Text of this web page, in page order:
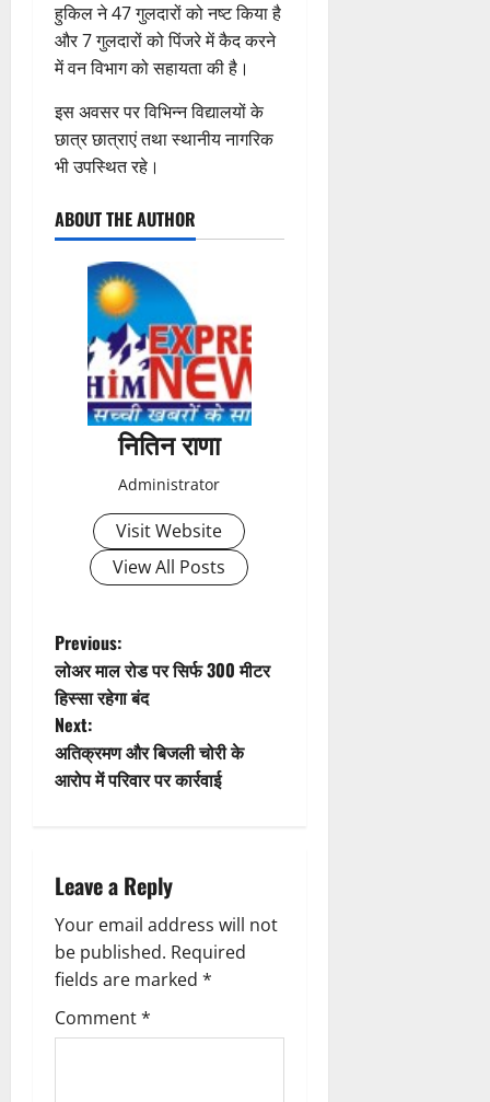
हुकिल ने 47 गुलदारों को नष्ट किया है
और 7 गुलदारों को पिंजरे में कैद करने
में वन विभाग को सहायता की है।
इस अवसर पर विभिन्न विद्यालयों के
छात्र छात्राएं तथा स्थानीय नागरिक
भी उपस्थित रहे।
ABOUT THE AUTHOR
नितिन राणा
Administrator
Visit Website
View All Posts
P
o
s
t
a
v
i
g
Previous:
लोअर माल रोड पर सिर्फ 300 मीटर
हिस्सा रहेगा बंद
Next:
अतिक्रमण और बिजली चोरी के
आरोप में परिवार पर कार्रवाई
Leave a Reply
Your email address will not
be published. Required
fields are marked *
Comment*